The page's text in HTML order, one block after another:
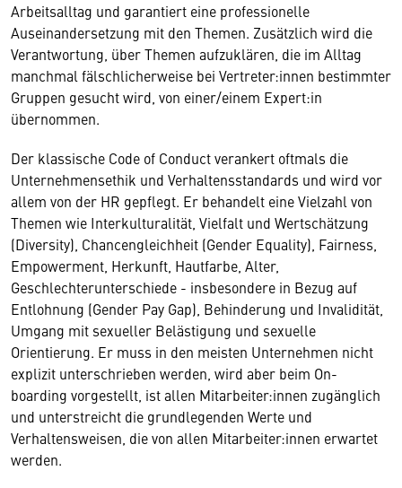
Arbeitsalltag und garantiert eine professionelle
Auseinandersetzung mit den Themen. Zusätzlich wird die
Verantwortung, über Themen aufzuklären, die im Alltag
manchmal fälschlicherweise bei Vertreter:innen bestimmter
Gruppen gesucht wird, von einer/einem Expert:in
übernommen.
Der klassische Code of Conduct verankert oftmals die
Unternehmensethik und Verhaltensstandards und wird vor
allem von der HR gepflegt. Er behandelt eine Vielzahl von
Themen wie Interkulturalität, Vielfalt und Wertschätzung
(Diversity), Chancengleichheit (Gender Equality), Fairness,
Empowerment, Herkunft, Hautfarbe, Alter,
Geschlechterunterschiede - insbesondere in Bezug auf
Entlohnung (Gender Pay Gap), Behinderung und Invalidität,
Umgang mit sexueller Belästigung und sexuelle
Orientierung. Er muss in den meisten Unternehmen nicht
explizit unterschrieben werden, wird aber beim On-
boarding vorgestellt, ist allen Mitarbeiter:innen zugänglich
und unterstreicht die grundlegenden Werte und
Verhaltensweisen, die von allen Mitarbeiter:innen erwartet
werden.